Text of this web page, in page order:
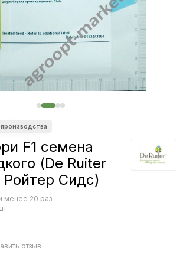
для проращивания
F1 семена
(De Ruiter
Сидс)
менее 20 раз
отзыв